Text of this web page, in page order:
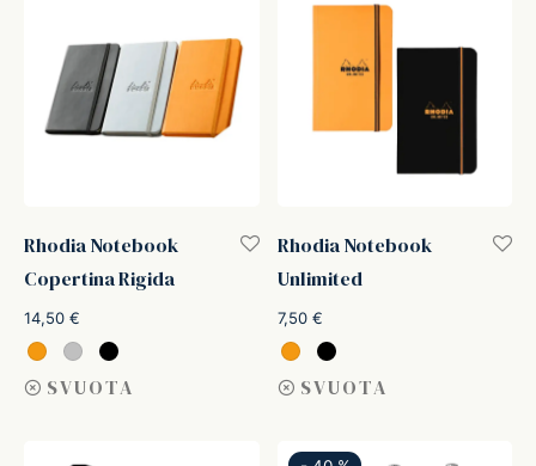
Rhodia Notebook
Copertina Rigida
14,50 €
SVUOTA
Rhodia Notebook
Unlimited
7,50 €
SVUOTA